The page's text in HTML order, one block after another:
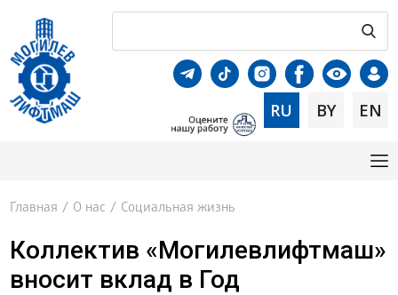
RU BY EN
Главная / О нас / Социальная жизнь
Коллектив «Могилевлифтмаш»
вносит вклад в Год